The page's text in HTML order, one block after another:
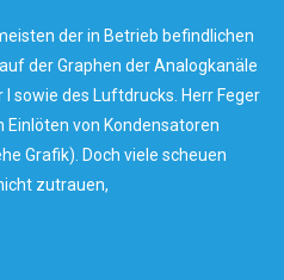
der in Betrieb befindlichen
der Graphen der Analogkanäle
sowie des Luftdrucks. Herr Feger
von Kondensatoren
Grafik). Doch viele scheuen
zutrauen,